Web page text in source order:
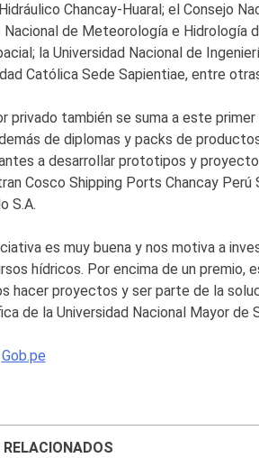
Chancay-Huaral; el Consejo
Nacional de Meteorología e Hidrología
la Universidad Nacional de
Católica Sede Sapientiae, entre
privado también se suma a este
de diplomas y packs de
a desarrollar prototipos y
Cosco Shipping Ports Chancay Perú
S.A.
es muy buena y nos motiva a
hídricos. Por encima de un
hacer proyectos y ser parte de la
de la Universidad Nacional Mayor de
Gob.pe